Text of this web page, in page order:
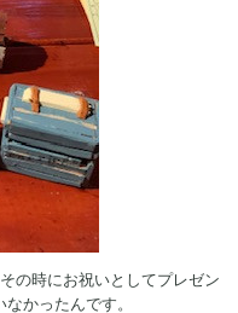
の時にお祝いとしてプレゼン
かったんです。